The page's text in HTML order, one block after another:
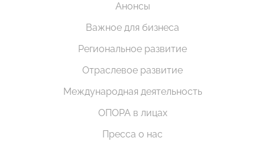
Анонсы
Важное для бизнеса
Региональное развитие
Отраслевое развитие
Международная деятельность
ОПОРА в лицах
Пресса о нас